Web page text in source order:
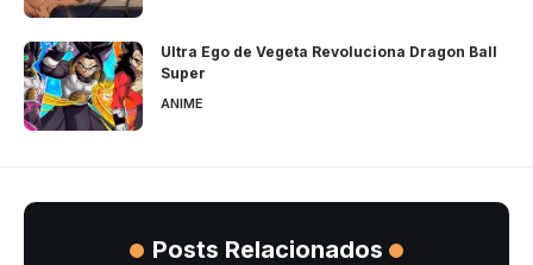
Ultra Ego de Vegeta Revoluciona Dragon Ball
Super
ANIME
Posts Relacionados